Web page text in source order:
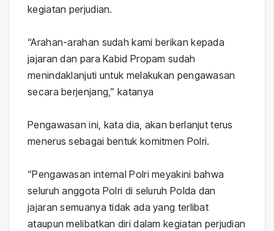
kegiatan perjudian.
“Arahan-arahan sudah kami berikan kepada
jajaran dan para Kabid Propam sudah
menindaklanjuti untuk melakukan pengawasan
secara berjenjang,” katanya
Pengawasan ini, kata dia, akan berlanjut terus
menerus sebagai bentuk komitmen Polri.
“Pengawasan internal Polri meyakini bahwa
seluruh anggota Polri di seluruh Polda dan
jajaran semuanya tidak ada yang terlibat
ataupun melibatkan diri dalam kegiatan perjudian